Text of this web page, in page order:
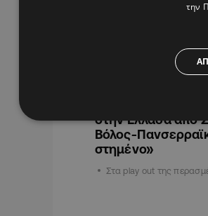
Καταγγελία-σοκ
στην Ελλάδα από
Βόλος-
στημένο»
Στα play out της
την